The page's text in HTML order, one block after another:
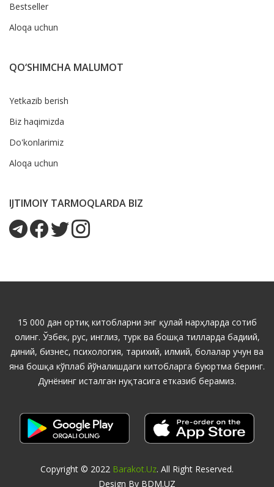
Bestseller
Aloqa uchun
QO‘SHIMCHA MALUMOT
Yetkazib berish
Biz haqimizda
Do'konlarimiz
Aloqa uchun
IJTIMOIY TARMOQLARDA BIZ
15 000 дан ортиқ китобларни энг қулай нарҳларда сотиб
олинг. Ўзбек, рус, инглиз, турк ва бошқа тилларда бадиий,
диний, бизнес, психология, тарихий, илмий, болалар учун ва
яна бошқа кўплаб йўналишдаги китобларга буюртма беринг.
Дунёнинг исталган нуқтасига етказиб берамиз.
Copyright © 2022 Barakot.uz. All Right Reserved.
Design By BDM.UZ